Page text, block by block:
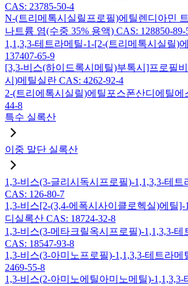
CAS: 23785-50-4
N-(트리메톡시실릴프로필)에틸렌디아민
나트륨 염(수중 35% 용액) CAS: 128850-89-
1,1,3,3-테트라메틸-1-[2-(트리메톡시실릴)
137407-65-9
[3,3-비스(하이드록시메틸)부톡시]프로필
시)메틸실란 CAS: 4262-92-4
2-(트리에톡시실릴)에틸포스폰산디에틸에
44-8
특수 실록산
이중 말단 실록산
1,3-비스(3-글리시독시프로필)-1,1,3,3-테
CAS: 126-80-7
1,3-비스[2-(3,4-에폭시사이클로헥실)에틸]-
디실록산 CAS: 18724-32-8
1,3-비스(3-메타크릴옥시프로필)-1,1,3,3-
CAS: 18547-93-8
1,3-비스(3-아미노프로필)-1,1,3,3-테트라메
2469-55-8
1,3-비스(2-아미노에틸아미노메틸)-